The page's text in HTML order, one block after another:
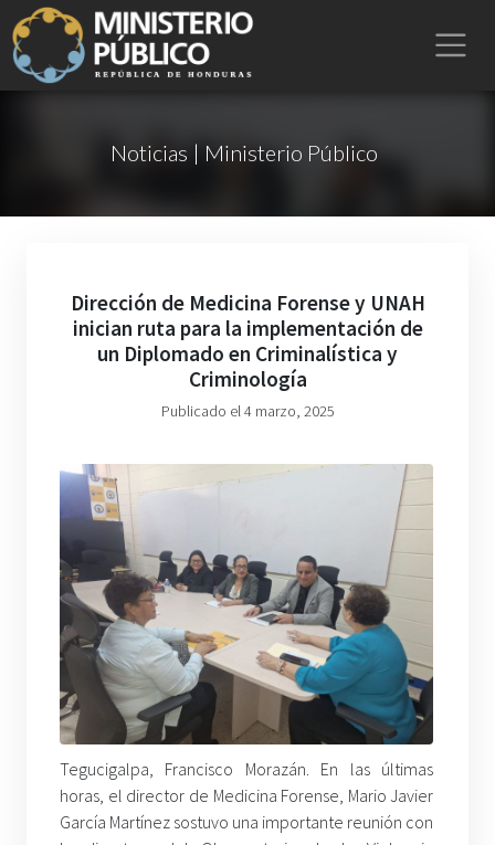
Noticias | Ministerio Público
Dirección de Medicina Forense y UNAH
inician ruta para la implementación de
un Diplomado en Criminalística y
Criminología
Publicado el 4 marzo, 2025
Tegucigalpa, Francisco Morazán. En las últimas
horas, el director de Medicina Forense, Mario Javier
García Martínez sostuvo una importante reunión con